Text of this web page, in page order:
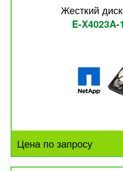
Жесткий
E-X4023A-
Цена по запросу